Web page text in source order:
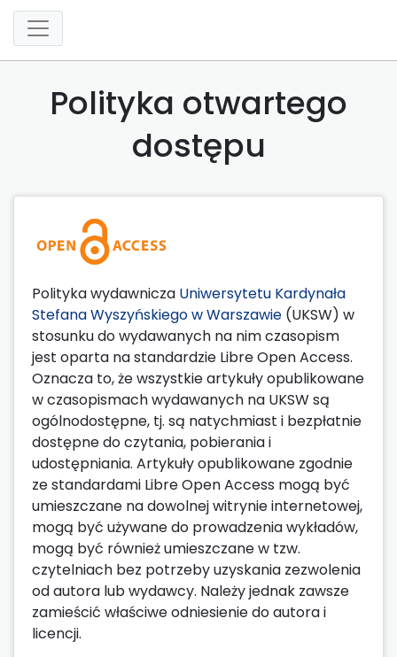
Polityka otwartego
dostępu
Polityka wydawnicza Uniwersytetu Kardynała
Stefana Wyszyńskiego w Warszawie (UKSW) w
stosunku do wydawanych na nim czasopism
jest oparta na standardzie Libre Open Access.
Oznacza to, że wszystkie artykuły opublikowane
w czasopismach wydawanych na UKSW są
ogólnodostępne, tj. są natychmiast i bezpłatnie
dostępne do czytania, pobierania i
udostępniania. Artykuły opublikowane zgodnie
ze standardami Libre Open Access mogą być
umieszczane na dowolnej witrynie internetowej,
mogą być używane do prowadzenia wykładów,
mogą być również umieszczane w tzw.
czytelniach bez potrzeby uzyskania zezwolenia
od autora lub wydawcy. Należy jednak zawsze
zamieścić właściwe odniesienie do autora i
licencji.